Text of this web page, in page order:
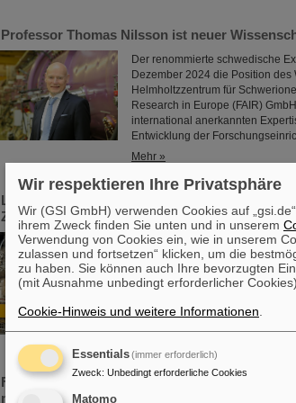
Professor Thomas Nilsson ist neuer
Der renommierte schwedische
Dezember 2024 die Position des
Helmholtzzentrum für
Research in Europe (FAIR)
international anerkannten
Entwicklung der
Mehr »
Lange angestrebte Messung des exotischen
Zeitskala der Sonnenentstehung
Wie lange hat eigentlich die
Eine internationale Kollaboration
nähergekommen. Ihnen gelang
ionisiertem Thallium am
asymptotischen Riesenast
Fermium bei GSI/FAIR untersucht –
mit Laserlicht
Wir respektieren Ihre Privatsphäre
Wir (GSI GmbH) verwenden Cookies auf
ihrem Zweck finden Sie unten und in unserem
Verwendung von Cookies ein, wie in unserem
zulassen und fortsetzen“ klicken, um die
zu haben. Sie können auch Ihre bevorzugten
(mit Ausnahme unbedingt erforderlicher Cookies).
Cookie-Hinweis und weitere Informationen
Essentials(immer erforderlich)
Zweck: Unbedingt erforderliche Cookies
Matomo